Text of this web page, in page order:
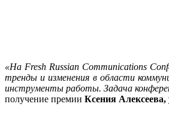
«На Fresh Russian Communications
тренды и изменения в области
инструменты работы. Задача
получение премии Ксения